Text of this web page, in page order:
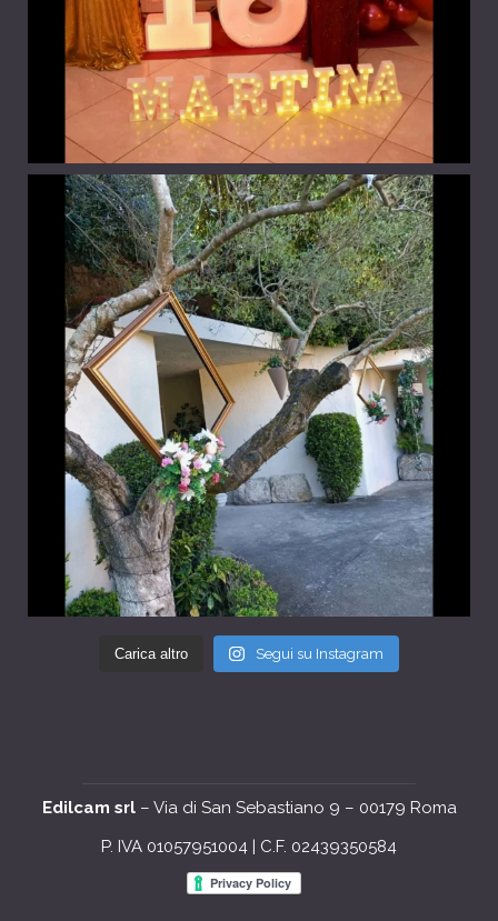
Carica altro Segui su Instagram
Edilcam srl– Via di San Sebastiano 9 – 00179 Roma
P. IVA 01057951004 | C.F. 02439350584